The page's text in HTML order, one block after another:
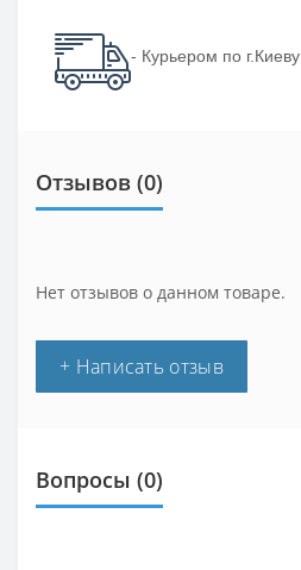
- Курьером по г.Киеву
Отзывов (0)
Нет отзывов о данном товаре.
+ Написать отзыв
Вопросы (0)